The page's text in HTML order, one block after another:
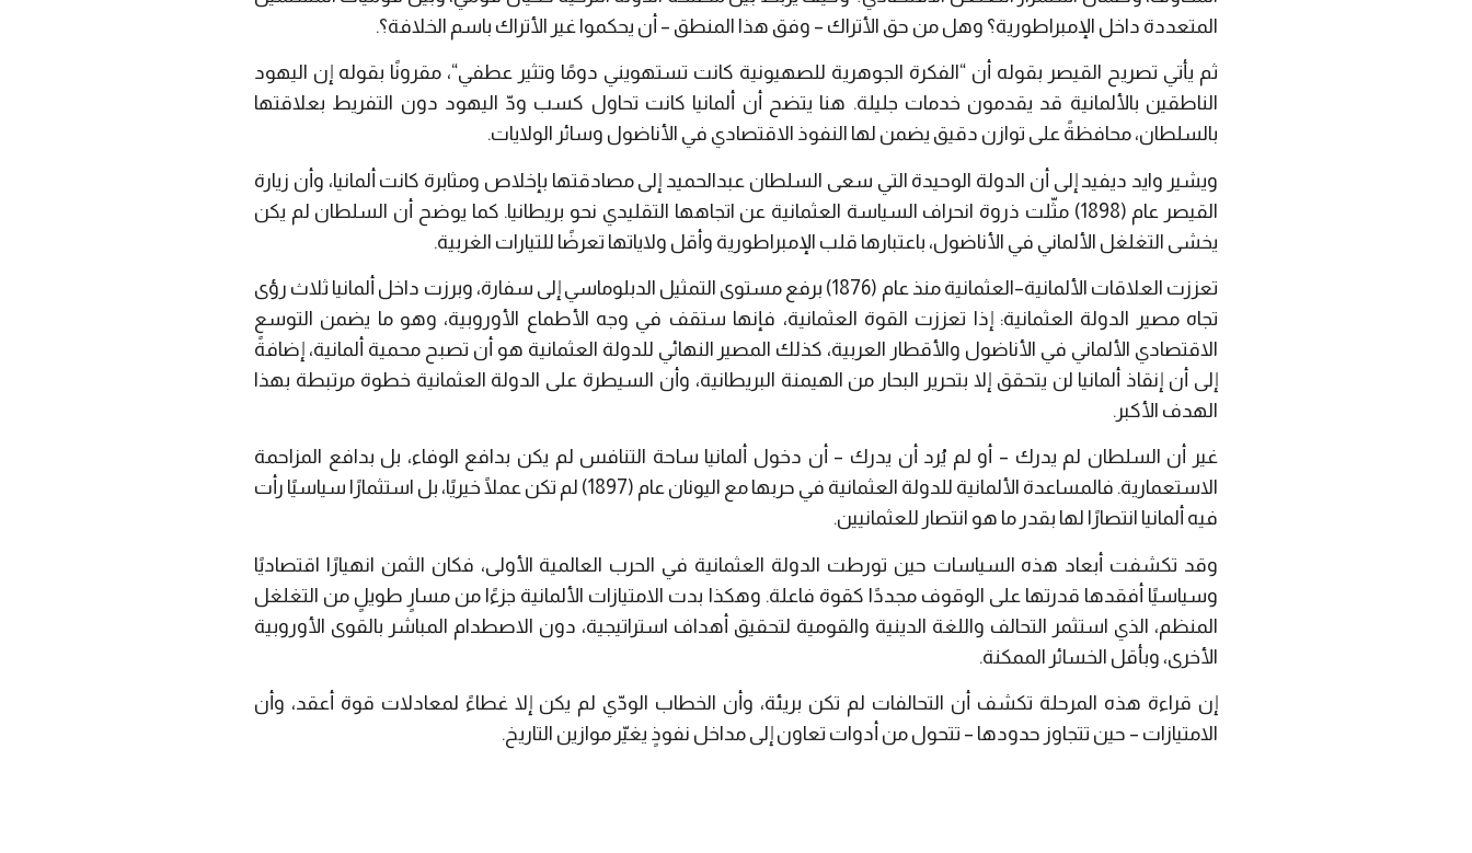
المتعددة داخل الإمبراطورية؟ وهل من حق الأتراك – وفق هذا المنطق – أن يحكموا غير الأتراك باسم الخلافة؟.
ثم يأتي تصريح القيصر بقوله أن “الفكرة الجوهرية للصهيونية كانت تستهويني دومًا وتثير عطفي“، مقرونًا بقوله إن اليهود
الناطقين بالألمانية قد يقدمون خدمات جليلة. هنا يتضح أن ألمانيا كانت تحاول كسب ودّ اليهود دون التفريط بعلاقتها
بالسلطان، محافظةً على توازن دقيق يضمن لها النفوذ الاقتصادي في الأناضول وسائر الولايات.
ويشير وايد ديفيد إلى أن الدولة الوحيدة التي سعى السلطان عبدالحميد إلى مصادقتها بإخلاص ومثابرة كانت ألمانيا، وأن زيارة
القيصر عام (1898)
مثّلت ذروة انحراف السياسة العثمانية عن اتجاهها التقليدي نحو بريطانيا. كما يوضح أن السلطان لم يكن
يخشى التغلغل الألماني في الأناضول، باعتبارها قلب الإمبراطورية وأقل ولاياتها تعرضًا للتيارات الغربية.
تعززت العلاقات الألمانية–العثمانية منذ عام (1876)
برفع مستوى التمثيل الدبلوماسي إلى سفارة، وبرزت داخل ألمانيا ثلاث رؤى
تجاه مصير الدولة العثمانية: إذا تعززت القوة العثمانية، فإنها ستقف في وجه الأطماع الأوروبية، وهو ما يضمن التوسع
الاقتصادي الألماني في الأناضول والأقطار العربية، كذلك المصير النهائي للدولة العثمانية هو أن تصبح محمية ألمانية، إضافةً
إلى أن إنقاذ ألمانيا لن يتحقق إلا بتحرير البحار من الهيمنة البريطانية، وأن السيطرة على الدولة العثمانية خطوة مرتبطة بهذا
الهدف الأكبر.
غير أن السلطان لم يدرك – أو لم يُرد أن يدرك – أن دخول ألمانيا ساحة التنافس لم يكن بدافع الوفاء، بل بدافع المزاحمة
الاستعمارية. فالمساعدة الألمانية للدولة العثمانية في حربها مع اليونان عام (1897)
لم تكن عملًا خيريًا، بل استثمارًا سياسيًا رأت
فيه ألمانيا انتصارًا لها بقدر ما هو انتصار للعثمانيين.
وقد تكشفت أبعاد هذه السياسات حين تورطت الدولة العثمانية في الحرب العالمية الأولى، فكان الثمن انهيارًا اقتصاديًا
وسياسيًا أفقدها قدرتها على الوقوف مجددًا كقوة فاعلة. وهكذا بدت الامتيازات الألمانية جزءًا من مسارٍ طويلٍ من التغلغل
المنظم، الذي استثمر التحالف واللغة الدينية والقومية لتحقيق أهداف استراتيجية، دون الاصطدام المباشر بالقوى الأوروبية
الأخرى، وبأقل الخسائر الممكنة.
إن قراءة هذه المرحلة تكشف أن التحالفات لم تكن بريئة، وأن الخطاب الودّي لم يكن إلا غطاءً لمعادلات قوة أعقد، وأن
الامتيازات – حين تتجاوز حدودها – تتحول من أدوات تعاون إلى مداخل نفوذٍ يغيّر موازين التاريخ.